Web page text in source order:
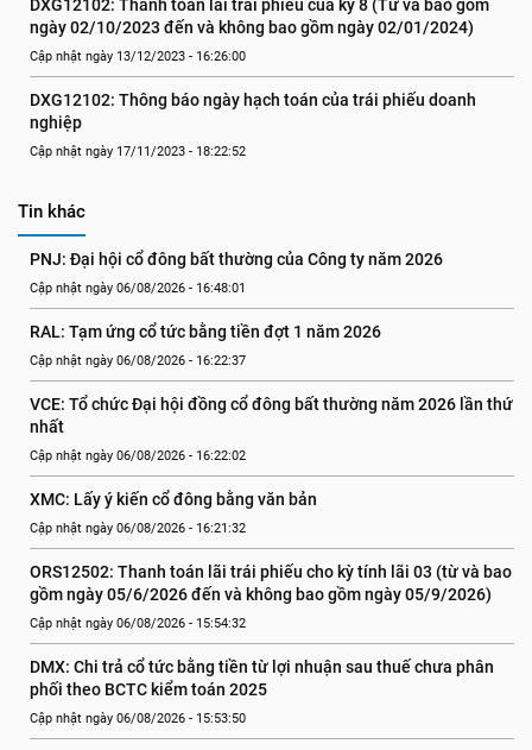
DXG12102: Thanh toán lãi trái phiếu của kỳ 8 (Từ và bao gồm
ngày 02/10/2023 đến và không bao gồm ngày 02/01/2024)
Cập nhật ngày 13/12/2023 - 16:26:00
DXG12102: Thông báo ngày hạch toán của trái phiếu doanh
nghiệp
Cập nhật ngày 17/11/2023 - 18:22:52
Tin khác
PNJ: Đại hội cổ đông bất thường của Công ty năm 2026
Cập nhật ngày 06/08/2026 - 16:48:01
RAL: Tạm ứng cổ tức bằng tiền đợt 1 năm 2026
Cập nhật ngày 06/08/2026 - 16:22:37
VCE: Tổ chức Đại hội đồng cổ đông bất thường năm 2026 lần thứ
nhất
Cập nhật ngày 06/08/2026 - 16:22:02
XMC: Lấy ý kiến cổ đông bằng văn bản
Cập nhật ngày 06/08/2026 - 16:21:32
ORS12502: Thanh toán lãi trái phiếu cho kỳ tính lãi 03 (từ và bao
gồm ngày 05/6/2026 đến và không bao gồm ngày 05/9/2026)
Cập nhật ngày 06/08/2026 - 15:54:32
DMX: Chi trả cổ tức bằng tiền từ lợi nhuận sau thuế chưa phân
phối theo BCTC kiểm toán 2025
Cập nhật ngày 06/08/2026 - 15:53:50